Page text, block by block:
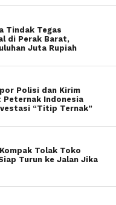
Tindak Tegas
di Perak Barat,
Juta Rupiah
Polisi dan Kirim
Peternak Indonesia
“Titip Ternak”
Tolak Toko
Turun ke Jalan Jika